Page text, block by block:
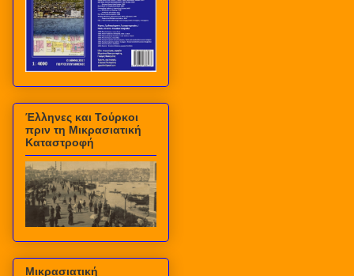
Έλληνες και Τούρκοι
πριν τη Μικρασιατική
Καταστροφή
Μικρασιατική